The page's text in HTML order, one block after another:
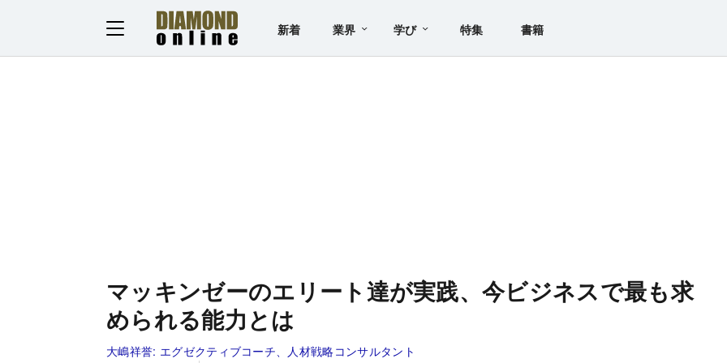
新着 業界 学び 特集 書籍
マッキンゼーのエリート達が実践、今ビジネスで最も求
められる能力とは
大嶋祥誉: エグゼクティブコーチ、人材戦略コンサルタント